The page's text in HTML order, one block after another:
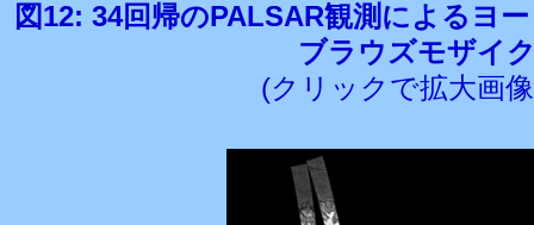
図12: 34回帰のPALSAR観測によるヨ
ブラウズモザイ
(クリックで拡大画